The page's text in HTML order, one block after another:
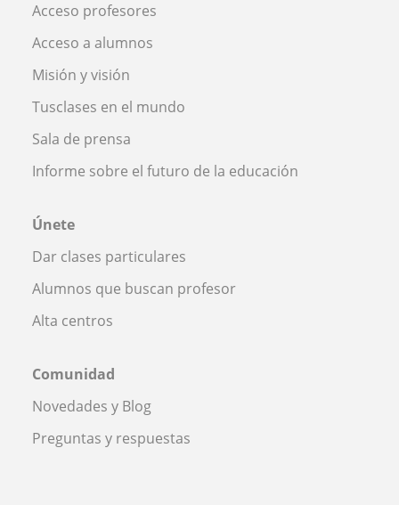
Acceso profesores
Acceso a alumnos
Misión y visión
Tusclases en el mundo
Sala de prensa
Informe sobre el futuro de la educación
Únete
Dar clases particulares
Alumnos que buscan profesor
Alta centros
Comunidad
Novedades y Blog
Preguntas y respuestas